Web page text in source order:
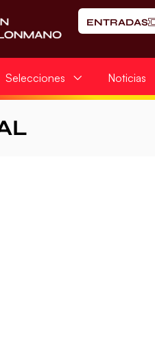
ENTRADAS
Selecciones Noticias